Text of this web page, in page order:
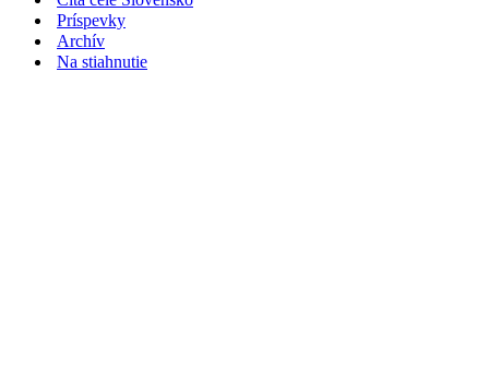
Príspevky
Archív
Na stiahnutie